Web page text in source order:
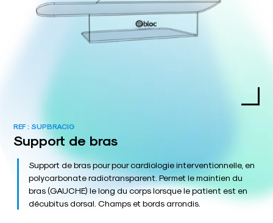
REF :SUPBRACIG
Support de bras
Support de bras pour pour cardiologie interventionnelle, en
polycarbonate radiotransparent. Permet le maintien du
bras (GAUCHE) le long du corps lorsque le patient est en
décubitus dorsal. Champs et bords arrondis.